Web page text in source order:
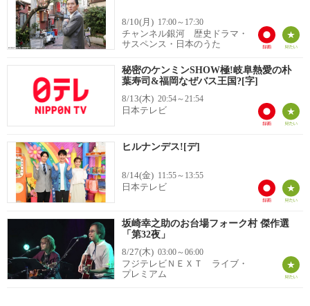
8/10(月) 17:00～17:30
チャンネル銀河 歴史ドラマ・
サスペンス・日本のうた
秘密のケンミンSHOW極!岐阜熱愛の朴
葉寿司&福岡なぜバス王国?[字]
8/13(木) 20:54～21:54
日本テレビ
ヒルナンデス![デ]
8/14(金) 11:55～13:55
日本テレビ
坂崎幸之助のお台場フォーク村 傑作選
「第32夜」
8/27(木) 03:00～06:00
フジテレビＮＥＸＴ ライブ・
プレミアム